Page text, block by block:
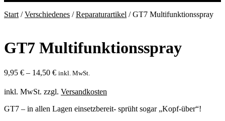
Start /Verschiedenes /Reparaturartikel /GT7 Multifunktionsspray
GT7 Multifunktionsspray
9,95 € – 14,50 € inkl. MwSt.
inkl. MwSt. zzgl. Versandkosten
GT7 – in allen Lagen einsetzbereit- sprüht sogar „Kopf-über“!